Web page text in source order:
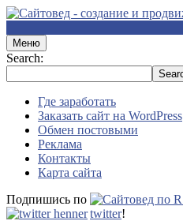
Меню
Search:
Где заработать
Заказать сайт на WordPress
Обмен постовыми
Реклама
Контакты
Карта сайта
Подпишись по
twitter!